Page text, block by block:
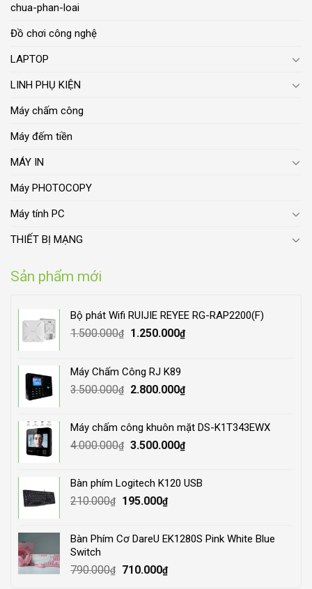
chua-phan-loai
Đồ chơi công nghệ
LAPTOP
LINH PHỤ KIỆN
Máy chấm công
Máy đếm tiền
MÁY IN
Máy PHOTOCOPY
Máy tính PC
THIẾT BỊ MẠNG
Sản phẩm mới
Bộ phát Wifi RUIJIE REYEE RG-RAP2200(F)
1.500.000₫
Original
1.500.000₫.
1.250.000₫Current
Máy Chấm Công RJ K89
3.500.000₫
Original
3.500.000₫.
2.800.000₫Current
2.800.000₫.
Máy chấm công khuôn mặt DS-K1T343EWX
4.000.000₫ Original
4.000.000₫.
3.500.000₫Current
3.500.000₫.
Bàn phím Logitech K120 USB
210.000₫
Original
210.000₫.
195.000₫Current
195.000₫.
Bàn Phím Cơ DareU EK1280S Pink White Blue
Switch
790.000₫
Original
710.000₫Current